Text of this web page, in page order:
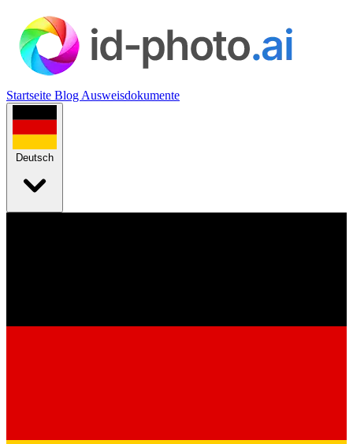
Startseite Blog Ausweisdokumente
Deutsch